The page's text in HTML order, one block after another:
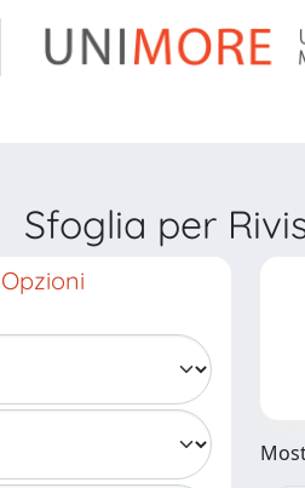
Sfoglia per
Opzioni